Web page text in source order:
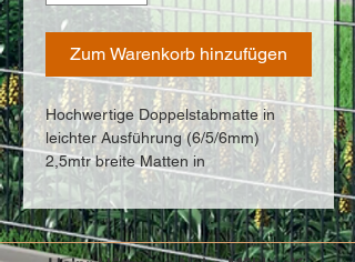
Zum Warenkorb hinzufügen
Hochwertige Doppelstabmatte in
leichter Ausführung (6/5/6mm)
2,5mtr breite Matten in
verschiedenen Farben und höhen
Pfosten sind nicht im Preis enthalten!